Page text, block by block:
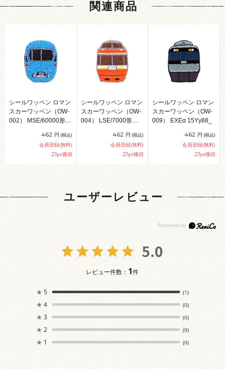
関連商品
シールワッペン ロマン
スカーワッペン（OW-
002） MSE/60000形
462 円 (税込)
会員登録(無料)
21pt獲得
シールワッペン ロマン
スカーワッペン（OW-
004） LSE/7000形
462 円 (税込)
会員登録(無料)
21pt獲得
シールワッペン ロマン
スカーワッペン（OW-
009） EXEα 15Yy88_
462 円 (税込)
会員登録(無料)
21pt獲得
ユーザーレビュー
5.0
レビュー件数： 1件
★ 5 (1)
★ 4 (0)
★ 3 (0)
★ 2 (0)
★ 1 (0)